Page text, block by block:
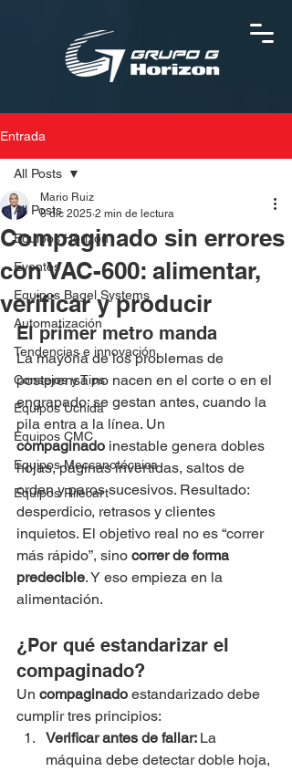
Entrada
All Posts
Equipos Horizon
Eventos
Equipos Bagel Systems
Automatización
Tendencias e innovación
Consejos y Tips
Equipos Uchida
Equipos CMC
Equipos Meccanotécnica
Equipos Rilecart
All Posts
Compaginado sin errores
con VAC-600: alimentar,
verificar y producir
Mario Ruiz
8 dic 2025 2 min de lectura
El primer metro manda
La mayoría de los problemas de
postprensa no nacen en el corte o en el
engrapado: se gestan antes, cuando la
pila entra a la línea. Un
compaginado inestable genera dobles
hojas, páginas invertidas, saltos de
orden y paros sucesivos. Resultado:
desperdicio, retrasos y clientes
inquietos. El objetivo real no es “correr
más rápido”, sino correr de forma
predecible. Y eso empieza en la
alimentación.
¿Por qué estandarizar el
compaginado?
Un compaginado estandarizado debe
cumplir tres principios:
Verificar antes de fallar: La
máquina debe detectar doble hoja,